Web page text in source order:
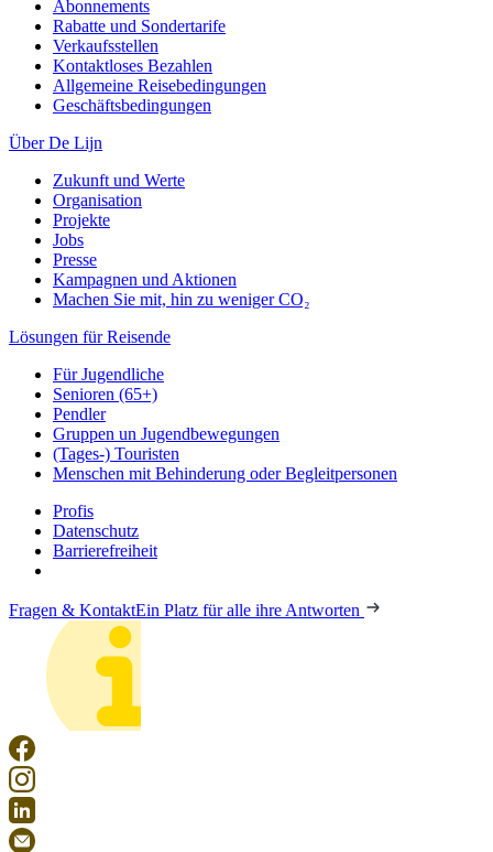
Abonnements
Rabatte und Sondertarife
Verkaufsstellen
Kontaktloses Bezahlen
Allgemeine Reisebedingungen
Geschäftsbedingungen
Über De Lijn
Zukunft und Werte
Organisation
Projekte
Jobs
Presse
Kampagnen und Aktionen
Machen Sie mit, hin zu weniger CO₂
Lösungen für Reisende
Für Jugendliche
Senioren (65+)
Pendler
Gruppen un Jugendbewegungen
(Tages-) Touristen
Menschen mit Behinderung oder Begleitpersonen
Profis
Datenschutz
Barrierefreiheit
Fragen & KontaktEin Platz für alle ihre Antworten